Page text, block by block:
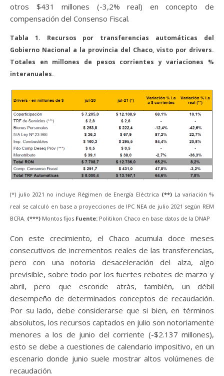
otros $431 millones (-3,2% real) en concepto de
compensación del Consenso Fiscal.
Tabla 1. Recursos por transferencias automáticas del
Gobierno Nacional a la provincia del Chaco, visto por drivers.
Totales en millones de pesos corrientes y variaciones %
interanuales.
(*) julio 2021 no incluye Régimen de Energía Eléctrica (**)La variación %
real se calculó en base a proyecciones de IPC NEA de julio 2021 según REM
BCRA. (***) Montos fijos Fuente: Politikon Chaco en base datos de la DNAP
Con este crecimiento, el Chaco acumula doce meses
consecutivos de incrementos reales de las transferencias,
pero con una notoria desaceleración del alza, algo
previsible, sobre todo por los fuertes rebotes de marzo y
abril, pero que esconde atrás, también, un débil
desempeño de determinados conceptos de recaudación.
Por su lado, debe considerarse que si bien, en términos
absolutos, los recursos captados en julio son notoriamente
menores a los de junio del corriente (-$2.137 millones),
esto se debe a cuestiones de calendario impositivo, en un
escenario donde junio suele mostrar altos volúmenes de
recaudación.